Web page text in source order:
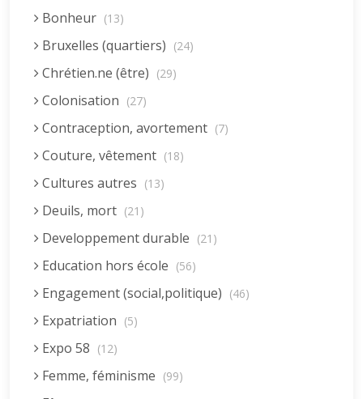
Bonheur (13)
Bruxelles (quartiers) (24)
Chrétien.ne (être) (29)
Colonisation (27)
Contraception, avortement (7)
Couture, vêtement (18)
Cultures autres (13)
Deuils, mort (21)
Developpement durable (21)
Education hors école (56)
Engagement (social,politique) (46)
Expatriation (5)
Expo 58 (12)
Femme, féminisme (99)